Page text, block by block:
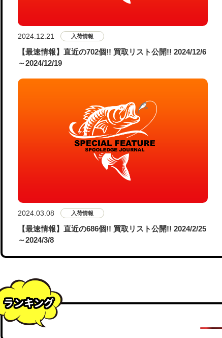
2024.12.21 入荷情報
【最速情報】直近の702個!! 買取リスト公開!! 2024/12/6
～2024/12/19
2024.03.08 入荷情報
【最速情報】直近の686個!! 買取リスト公開!! 2024/2/25
～2024/3/8
ランキング